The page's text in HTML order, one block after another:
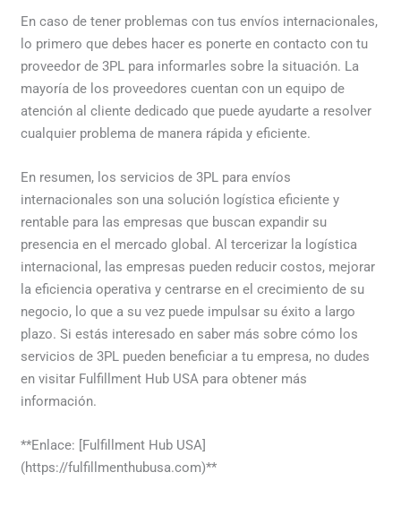
En caso de tener problemas con tus envíos internacionales,
lo primero que debes hacer es ponerte en contacto con tu
proveedor de 3PL para informarles sobre la situación. La
mayoría de los proveedores cuentan con un equipo de
atención al cliente dedicado que puede ayudarte a resolver
cualquier problema de manera rápida y eficiente.
En resumen, los servicios de 3PL para envíos
internacionales son una solución logística eficiente y
rentable para las empresas que buscan expandir su
presencia en el mercado global. Al tercerizar la logística
internacional, las empresas pueden reducir costos, mejorar
la eficiencia operativa y centrarse en el crecimiento de su
negocio, lo que a su vez puede impulsar su éxito a largo
plazo. Si estás interesado en saber más sobre cómo los
servicios de 3PL pueden beneficiar a tu empresa, no dudes
en visitar Fulfillment Hub USA para obtener más
información.
**Enlace: [Fulfillment Hub USA]
(https://fulfillmenthubusa.com)**